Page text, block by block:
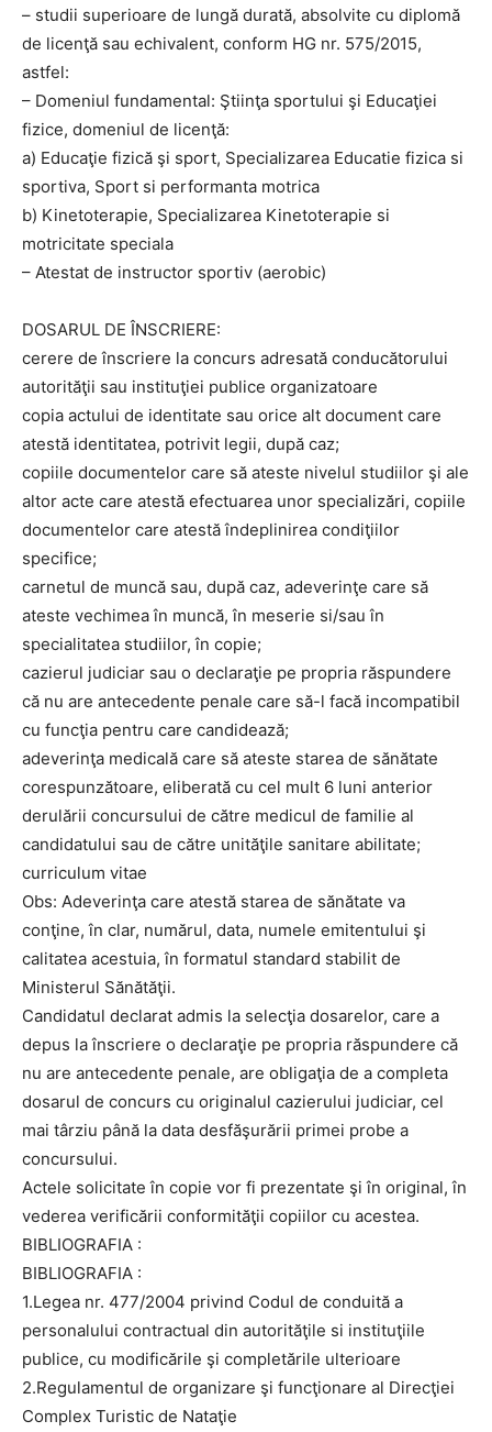
– studii superioare de lungă durată, absolvite cu diplomă
de licenţă sau echivalent, conform HG nr. 575/2015,
astfel:
– Domeniul fundamental: Ştiinţa sportului şi Educaţiei
fizice, domeniul de licenţă:
a) Educaţie fizică şi sport, Specializarea Educatie fizica si
sportiva, Sport si performanta motrica
b) Kinetoterapie, Specializarea Kinetoterapie si
motricitate speciala
– Atestat de instructor sportiv (aerobic)
DOSARUL DE ÎNSCRIERE:
cerere de înscriere la concurs adresată conducătorului
autorităţii sau instituţiei publice organizatoare
copia actului de identitate sau orice alt document care
atestă identitatea, potrivit legii, după caz;
copiile documentelor care să ateste nivelul studiilor şi ale
altor acte care atestă efectuarea unor specializări, copiile
documentelor care atestă îndeplinirea condiţiilor
specifice;
carnetul de muncă sau, după caz, adeverinţe care să
ateste vechimea în muncă, în meserie si/sau în
specialitatea studiilor, în copie;
cazierul judiciar sau o declaraţie pe propria răspundere
că nu are antecedente penale care să-l facă incompatibil
cu funcţia pentru care candidează;
adeverinţa medicală care să ateste starea de sănătate
corespunzătoare, eliberată cu cel mult 6 luni anterior
derulării concursului de către medicul de familie al
candidatului sau de către unităţile sanitare abilitate;
curriculum vitae
Obs: Adeverinţa care atestă starea de sănătate va
conţine, în clar, numărul, data, numele emitentului şi
calitatea acestuia, în formatul standard stabilit de
Ministerul Sănătăţii.
Candidatul declarat admis la selecţia dosarelor, care a
depus la înscriere o declaraţie pe propria răspundere că
nu are antecedente penale, are obligaţia de a completa
dosarul de concurs cu originalul cazierului judiciar, cel
mai târziu până la data desfăşurării primei probe a
concursului.
Actele solicitate în copie vor fi prezentate şi în original, în
vederea verificării conformităţii copiilor cu acestea.
BIBLIOGRAFIA :
BIBLIOGRAFIA :
1.Legea nr. 477/2004 privind Codul de conduită a
personalului contractual din autorităţile si instituţiile
publice, cu modificările şi completările ulterioare
2.Regulamentul de organizare şi funcţionare al Direcţiei
Complex Turistic de Nataţie